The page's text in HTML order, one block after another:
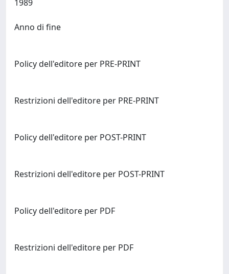
Anno di fine
Policy dell'editore per PRE-PRINT
Restrizioni dell'editore per PRE-PRINT
Policy dell'editore per POST-PRINT
Restrizioni dell'editore per POST-PRINT
Policy dell'editore per PDF
Restrizioni dell'editore per PDF